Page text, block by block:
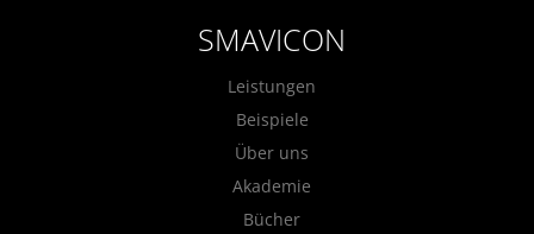
SMAVICON
Leistungen
Beispiele
Über uns
Akademie
Bücher